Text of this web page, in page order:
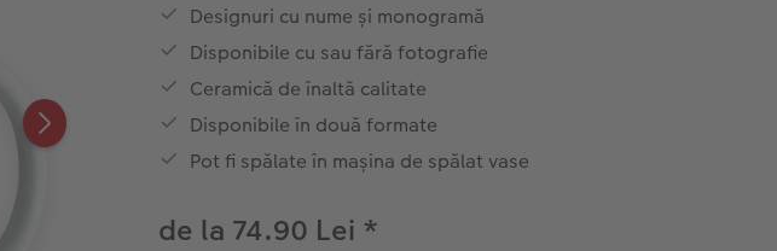
Designuri cu nume și monogramă
Disponibile cu sau fără fotografie
Ceramică de înaltă calitate
Disponibile în două formate
Pot fi spălate în mașina de spălat vase
de la 74.90 Lei *